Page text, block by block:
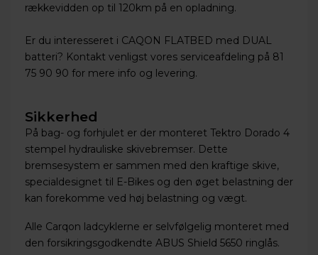
rækkevidden op til 120km på en opladning.
Er du interesseret i CAQON FLATBED med DUAL
batteri? Kontakt venligst vores serviceafdeling på 81
75 90 90 for mere info og levering.
Sikkerhed
På bag- og forhjulet er der monteret Tektro Dorado 4
stempel hydrauliske skivebremser. Dette
bremsesystem er sammen med den kraftige skive,
specialdesignet til E-Bikes og den øget belastning der
kan forekomme ved høj belastning og vægt.
Alle Carqon ladcyklerne er selvfølgelig monteret med
den forsikringsgodkendte ABUS Shield 5650 ringlås.